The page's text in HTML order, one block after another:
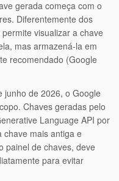
gerada começa com o
Diferentemente dos
visualizar a chave
mas armazená-la em
recomendado (Google
junho de 2026, o Google
Chaves geradas pelo
Language API por
mais antiga e
painel de chaves, deve
para evitar